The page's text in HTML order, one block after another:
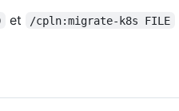
et /cpln:migrate-k8s FILE